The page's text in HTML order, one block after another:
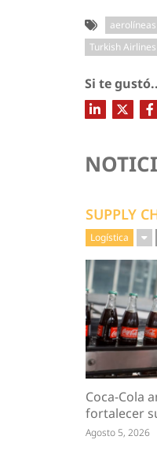
Turkish Airlines
Si te
SUPPLY
Logística
Coca-Cola
fortalecer
Agosto 5, 2026